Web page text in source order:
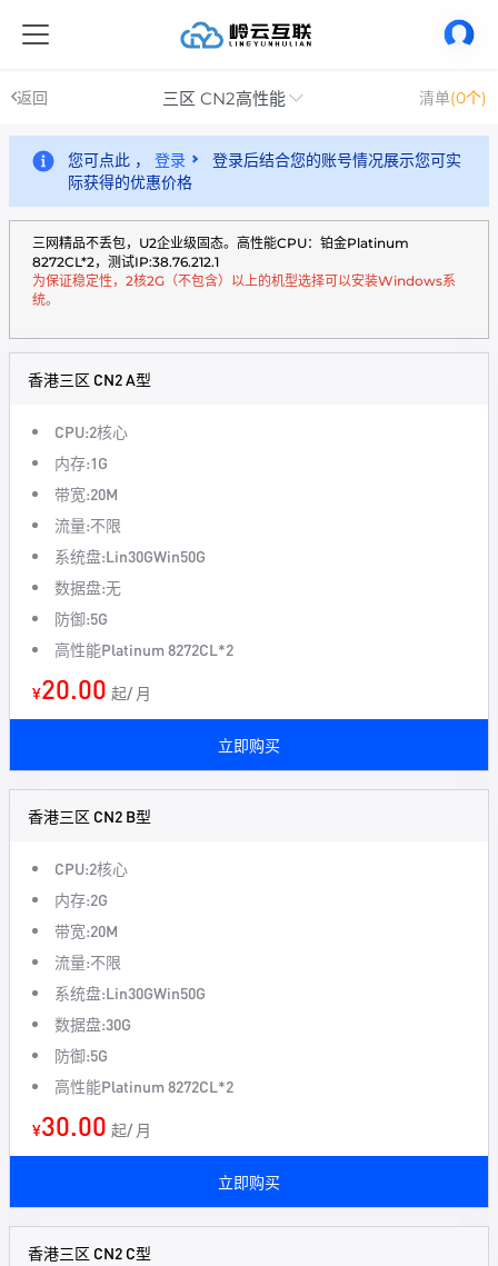
返回 三区 CN2高性能 清单(0个)
您可点此 ， 登录
登录后结合您的账号情况展示您可实
际获得的优惠价格
三网精品不丢包，U2企业级固态。高性能CPU：铂金Platinum
8272CL*2，测试IP:38.76.212.1
为保证稳定性，2核2G（不包含）以上的机型选择可以安装Windows系
统。
香港三区 CN2 A型
CPU:2核心
内存:1G
带宽:20M
流量:不限
系统盘:Lin30GWin50G
数据盘:无
防御:5G
高性能Platinum 8272CL*2
¥20.00 起/ 月
立即购买
香港三区 CN2 B型
CPU:2核心
内存:2G
带宽:20M
流量:不限
系统盘:Lin30GWin50G
数据盘:30G
防御:5G
高性能Platinum 8272CL*2
¥30.00 起/ 月
立即购买
香港三区 CN2 C型